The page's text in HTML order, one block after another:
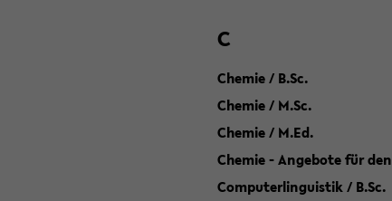
C
Chemie / B.Sc.
Chemie / M.Sc.
Chemie / M.Ed.
Chemie - Angebote für
Computerlinguistik / B.Sc.